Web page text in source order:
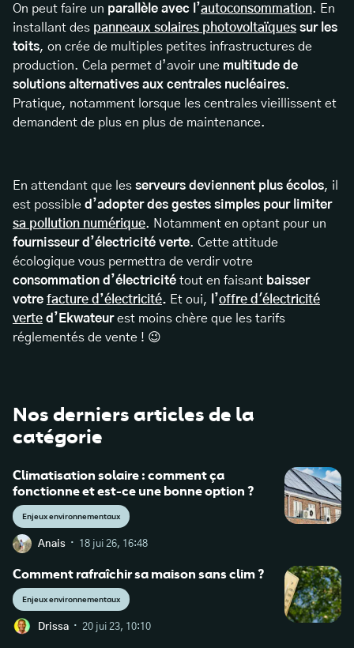
On peut faire un parallèle avec l’autoconsommation. En
installant des panneaux solaires photovoltaïques sur les
toits, on crée de multiples petites infrastructures de
production. Cela permet d’avoir une multitude de
solutions alternatives aux centrales nucléaires.
Pratique, notamment lorsque les centrales vieillissent et
demandent de plus en plus de maintenance.
En attendant que les serveurs deviennent plus écolos, il
est possible d’adopter des gestes simples pour limiter
sa pollution numérique. Notamment en optant pour un
fournisseur d’électricité verte. Cette attitude
écologique vous permettra de verdir votre
consommation d’électricité tout en faisant baisser
votre facture d’électricité. Et oui, l’offre d'électricité
verte d’Ekwateurest moins chère que les tarifs
réglementés de vente ! 😉
Nos derniers articles de la
catégorie
Climatisation solaire : comment ça
fonctionne et est-ce une bonne option ?
Enjeux environnementaux
Anais · 18 jui 26, 16:48
Comment rafraîchir sa maison sans clim ?
Enjeux environnementaux
Drissa · 20 jui 23, 10:10